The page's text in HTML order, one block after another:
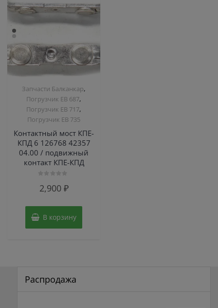
Запчасти Балканкар,
Погрузчик ЕВ 687,
Погрузчик ЕВ 717,
Погрузчик ЕВ 735
Контактный мост КПЕ-
КПД 6 126768 42357
04.00 / подвижный
контакт КПЕ-КПД
02,900 ₽
В корзину
Распродажа